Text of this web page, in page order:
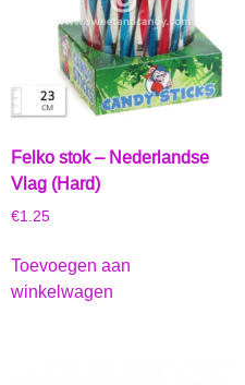
Felko stok – Nederlandse
Vlag (Hard)
€1.25
Toevoegen aan
winkelwagen